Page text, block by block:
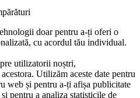
doar pentru a-ți oferi o
cu acordul tău individual.
utilizatorii noștri,
Utilizăm aceste date pentru
web și pentru a-ți afișa publicitate
pentru a analiza statisticile de